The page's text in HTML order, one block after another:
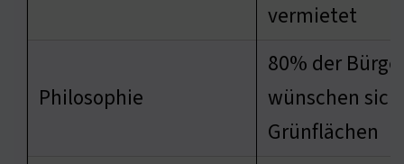
vermietet
Philosophie
80% der
wünschen
Grünflächen